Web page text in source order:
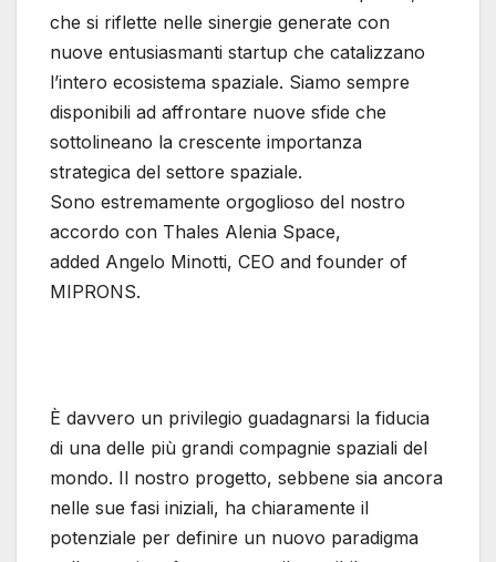
che si riflette nelle sinergie generate con
nuove entusiasmanti startup che catalizzano
l’intero ecosistema spaziale. Siamo sempre
disponibili ad affrontare nuove sfide che
sottolineano la crescente importanza
strategica del settore spaziale.
Sono estremamente orgoglioso del nostro
accordo con Thales Alenia Space,
added Angelo Minotti, CEO and founder of
MIPRONS.
È davvero un privilegio guadagnarsi la fiducia
di una delle più grandi compagnie spaziali del
mondo. Il nostro progetto, sebbene sia ancora
nelle sue fasi iniziali, ha chiaramente il
potenziale per definire un nuovo paradigma